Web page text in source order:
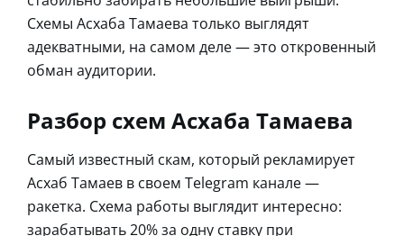
Схемы Асхаба Тамаева только выглядят
адекватными, на самом деле — это откровенный
обман аудитории.
Разбор схем Асхаба Тамаева
Самый известный скам, который рекламирует
Асхаб Тамаев в своем Telegram канале —
ракетка. Схема работы выглядит интересно:
зарабатывать 20% за одну ставку при